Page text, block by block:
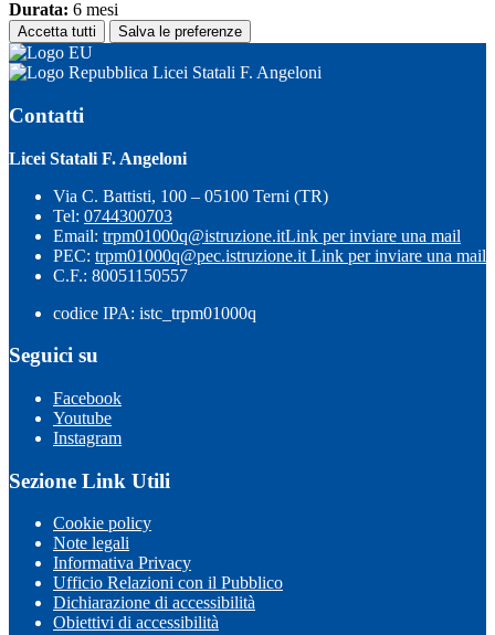
Durata: 6 mesi
Accetta tutti Salva le preferenze
Licei Statali F. Angeloni
Contatti
Licei Statali F. Angeloni
Via C. Battisti, 100 – 05100 Terni (TR)
Tel: 0744300703
Email: trpm01000q@istruzione.itLink per inviare una mail
PEC: trpm01000q@pec.istruzione.it Link per inviare una mail
C.F.: 80051150557
codice IPA: istc_trpm01000q
Seguici su
Facebook
Youtube
Instagram
Sezione Link Utili
Cookie policy
Note legali
Informativa Privacy
Ufficio Relazioni con il Pubblico
Dichiarazione di accessibilità
Obiettivi di accessibilità